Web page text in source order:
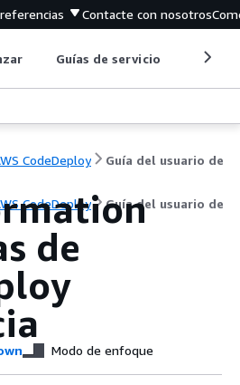
Contacte con nosotros
Guías de servicio
CodeDeploy Guía del usuario de
CodeDeploy Guía del usuario de
de
Modo de enfoque